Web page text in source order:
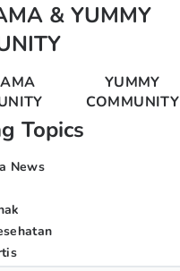
& YUMMY
YUMMY
COMMUNITY
Topics
News